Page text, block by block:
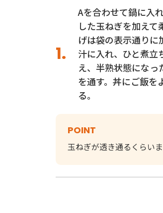
Aを合わせて鍋に入
した玉ねぎを加え
げは袋の表示通りに
汁に入れ、ひと煮立
え、半熟状態にな
を通す。丼にご飯を
る。
POINT
玉ねぎが透き通るくらい